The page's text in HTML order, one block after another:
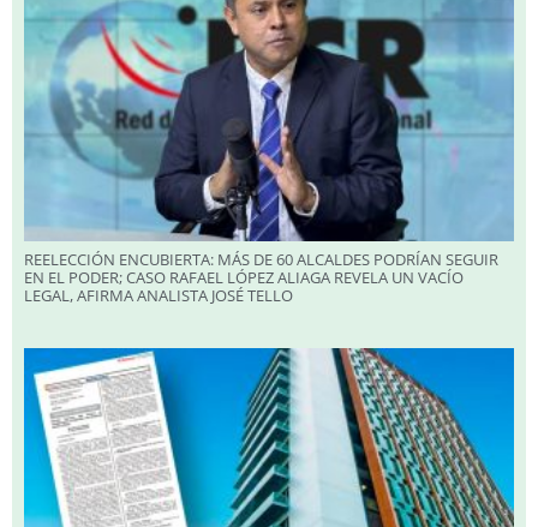
REELECCIÓN ENCUBIERTA: MÁS DE 60 ALCALDES PODRÍAN SEGUIR
EN EL PODER; CASO RAFAEL LÓPEZ ALIAGA REVELA UN VACÍO
LEGAL, AFIRMA ANALISTA JOSÉ TELLO